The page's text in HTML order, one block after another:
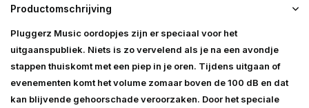
Productomschrijving
Pluggerz Music oordopjes zijn er speciaal voor het
uitgaanspubliek. Niets is zo vervelend als je na een avondje
stappen thuiskomt met een piep in je oren. Tijdens uitgaan of
evenementen komt het volume zomaar boven de 100 dB en dat
kan blijvende gehoorschade veroorzaken. Door het speciale